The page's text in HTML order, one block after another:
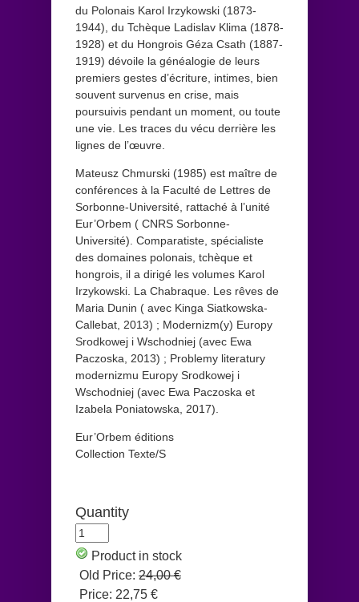
du Polonais Karol Irzykowski (1873-
1944), du Tchèque Ladislav Klima (1878-
1928) et du Hongrois Géza Csath (1887-
1919) dé­voile la généalogie de leurs
premiers gestes d’écriture, intimes, bien
sou­vent survenus en crise, mais
poursuivis pendant un moment, ou toute
une vie. Les traces du vécu derrière les
lignes de l’œuvre.
Mateusz Chmurski (1985) est maître de
conférences à la Faculté de Lettres de
Sorbonne-Université, rattaché à l’unité
Eur’Orbem ( CNRS Sorbonne-
Université). Comparatiste, spécialiste
des domaines polonais, tchèque et
hongrois, il a dirigé les volumes Karol
Irzykowski. La Chabraque. Les rêves de
Maria Dunin ( avec Kinga Siatkowska­
Callebat, 2013) ; Modernizm(y) Europy
Srodkowej i Wschodniej (avec Ewa
Paczoska, 2013) ; Problemy literatury
modernizmu Europy Srodkowej i
Wschodniej (avec Ewa Paczoska et
Izabela Poniatowska, 2017).
Eur’Orbem éditions
Collection Texte/S
Quantity
Product in stock
Old Price: 24,00 €
Price: 22,75 €